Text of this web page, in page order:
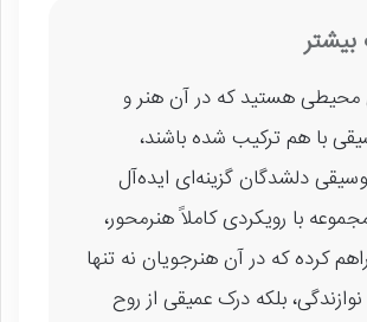
محیطی هستید که در آن هنر و
با هم ترکیب شده باشند،
دلشدگان گزینه‌ای ایده‌آل
با رویکردی کاملاً هنرمحور،
کرده که در آن هنرجویان نه تنها
بلکه درک عمیقی از روح